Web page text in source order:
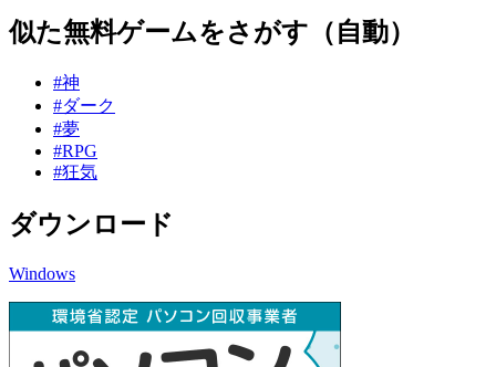
似た無料ゲームをさがす（自動）
#神
#ダーク
#夢
#RPG
#狂気
ダウンロード
Windows